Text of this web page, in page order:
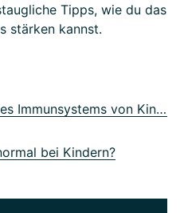
Tipps, wie du das
stärken kannst.
01 9 Tipps zur Stärkung des Immunsystems von Kindern
bei Kindern?